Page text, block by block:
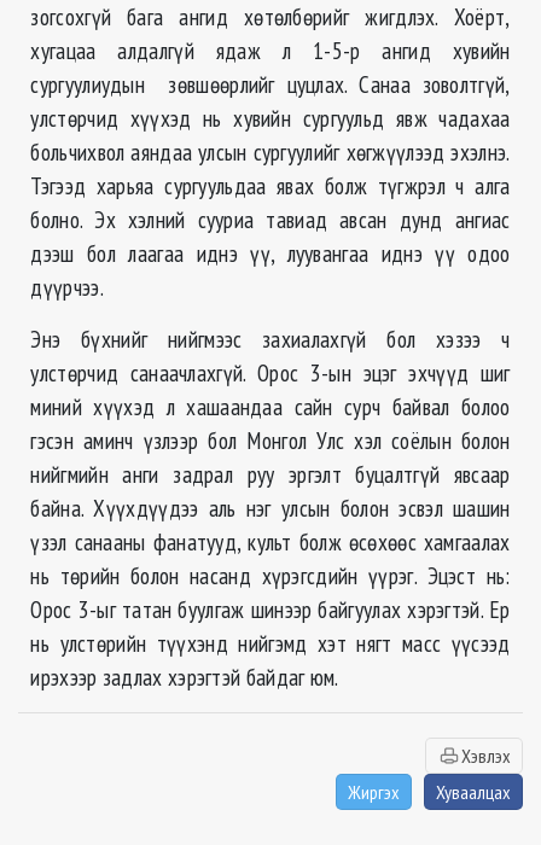
зогсохгүй бага ангид хөтөлбөрийг жигдлэх. Хоёрт,
хугацаа алдалгүй ядаж л 1-5-р ангид хувийн
сургуулиудын зөвшөөрлийг цуцлах. Санаа зоволтгүй,
улстөрчид хүүхэд нь хувийн сургуульд явж чадахаа
больчихвол аяндаа улсын сургуулийг хөгжүүлээд эхэлнэ.
Тэгээд харьяа сургуульдаа явах болж түгжрэл ч алга
болно. Эх хэлний сууриа тавиад авсан дунд ангиас
дээш бол лаагаа иднэ үү, луувангаа иднэ үү одоо
дүүрчээ.
Энэ бүхнийг нийгмээс захиалахгүй бол хэзээ ч
улстөрчид санаачлахгүй. Орос 3-ын эцэг эхчүүд шиг
миний хүүхэд л хашаандаа сайн сурч байвал болоо
гэсэн аминч үзлээр бол Монгол Улс хэл соёлын болон
нийгмийн анги задрал руу эргэлт буцалтгүй явсаар
байна. Хүүхдүүдээ аль нэг улсын болон эсвэл шашин
үзэл санааны фанатууд, культ болж өсөхөөс хамгаалах
нь төрийн болон насанд хүрэгсдийн үүрэг. Эцэст нь:
Орос 3-ыг татан буулгаж шинээр байгуулах хэрэгтэй. Ер
нь улстөрийн түүхэнд нийгэмд хэт нягт масс үүсээд
ирэхээр задлах хэрэгтэй байдаг юм.
Хэвлэх
Жиргэх
Хуваалцах